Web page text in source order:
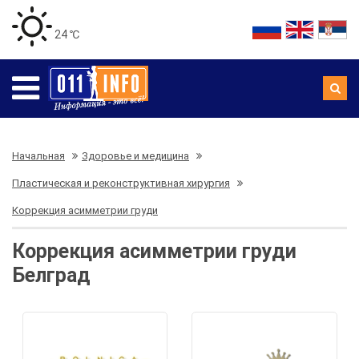
24 ℃
Начальная Здоровье и медицина
Пластическая и реконструктивная хирургия
Коррекция асимметрии груди
Коррекция асимметрии груди
Белград